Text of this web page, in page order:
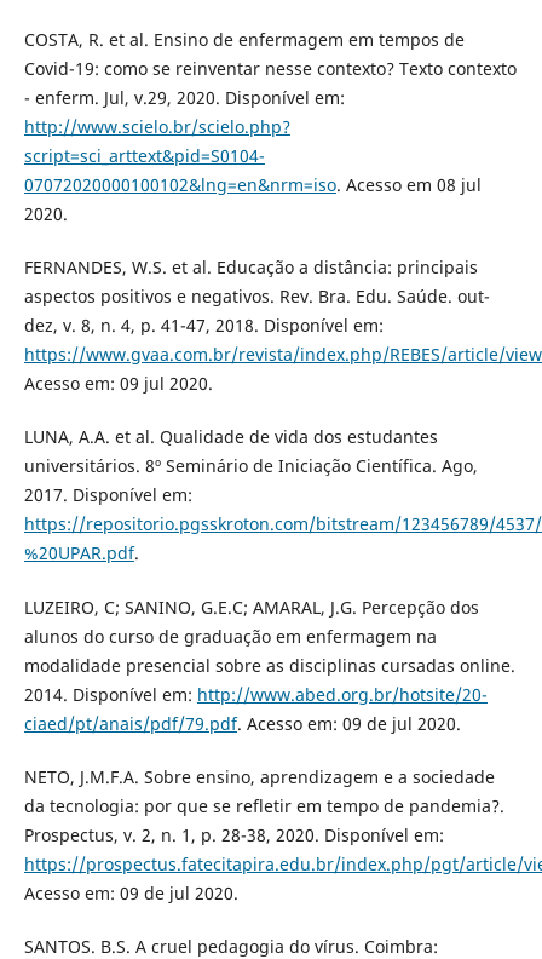
COSTA, R. et al. Ensino de enfermagem em tempos de
Covid-19: como se reinventar nesse contexto? Texto contexto
- enferm. Jul, v.29, 2020. Disponível em:
http://www.scielo.br/scielo.php?
script=sci_arttext&pid=S0104-
07072020000100102&lng=en&nrm=iso. Acesso em 08 jul
2020.
FERNANDES, W.S. et al. Educação a distância: principais
aspectos positivos e negativos. Rev. Bra. Edu. Saúde. out-
dez, v. 8, n. 4, p. 41-47, 2018. Disponível em:
https://www.gvaa.com.br/revista/index.php/REBES/article/
Acesso em: 09 jul 2020.
LUNA, A.A. et al. Qualidade de vida dos estudantes
universitários. 8º Seminário de Iniciação Científica. Ago,
2017. Disponível em:
https://repositorio.pgsskroton.com/bitstream/123456789/4537/1/
%20UPAR.pdf.
LUZEIRO, C; SANINO, G.E.C; AMARAL, J.G. Percepção dos
alunos do curso de graduação em enfermagem na
modalidade presencial sobre as disciplinas cursadas online.
2014. Disponível em: http://www.abed.org.br/hotsite/20-
ciaed/pt/anais/pdf/79.pdf. Acesso em: 09 de jul 2020.
NETO, J.M.F.A. Sobre ensino, aprendizagem e a sociedade
da tecnologia: por que se refletir em tempo de pandemia?.
Prospectus, v. 2, n. 1, p. 28-38, 2020. Disponível em:
https://prospectus.fatecitapira.edu.br/index.php/pgt/article/
Acesso em: 09 de jul 2020.
SANTOS. B.S. A cruel pedagogia do vírus. Coimbra: